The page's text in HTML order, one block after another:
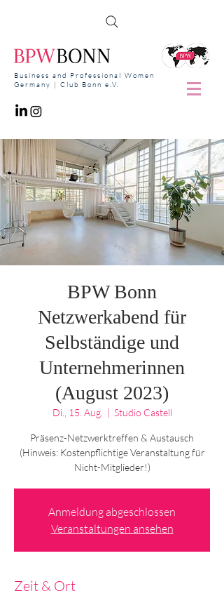
Business and Professional Women
Germany | Club Bonn e.V.
BPW Bonn
Netzwerkabend für
Selbständige und
Unternehmerinnen
(August 2023)
Di., 15. Aug.
  |
Studio Castell
Präsenz-Netzwerktreffen & Austausch
(Hinweis: Kostenpflichtige Veranstaltung für
Nicht-Mitglieder!)
Anmeldung abgeschlossen
Veranstaltungen ansehen
Zeit & Ort